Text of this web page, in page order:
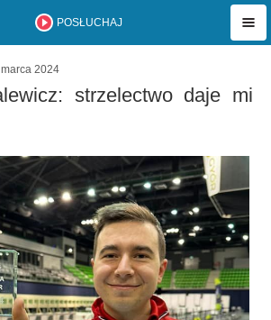
POSŁUCHAJ
2024
strzelectwo daje mi